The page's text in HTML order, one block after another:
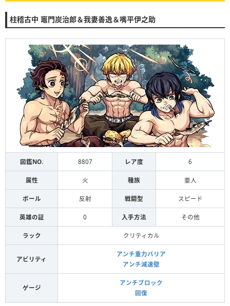
柱稽古中 竈門炭治郎＆我妻善逸＆嘴平伊之助
図鑑NO. 8807 レア度 6
属性 火 種族 亜人
ボール 反射 戦闘型 スピード
英雄の証 0 入手方法 その他
ラック クリティカル
アビリティ
アンチ重力バリア
アンチ減速壁
ゲージ
アンチブロック
回復